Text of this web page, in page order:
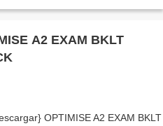
A2 EXAM BKLT